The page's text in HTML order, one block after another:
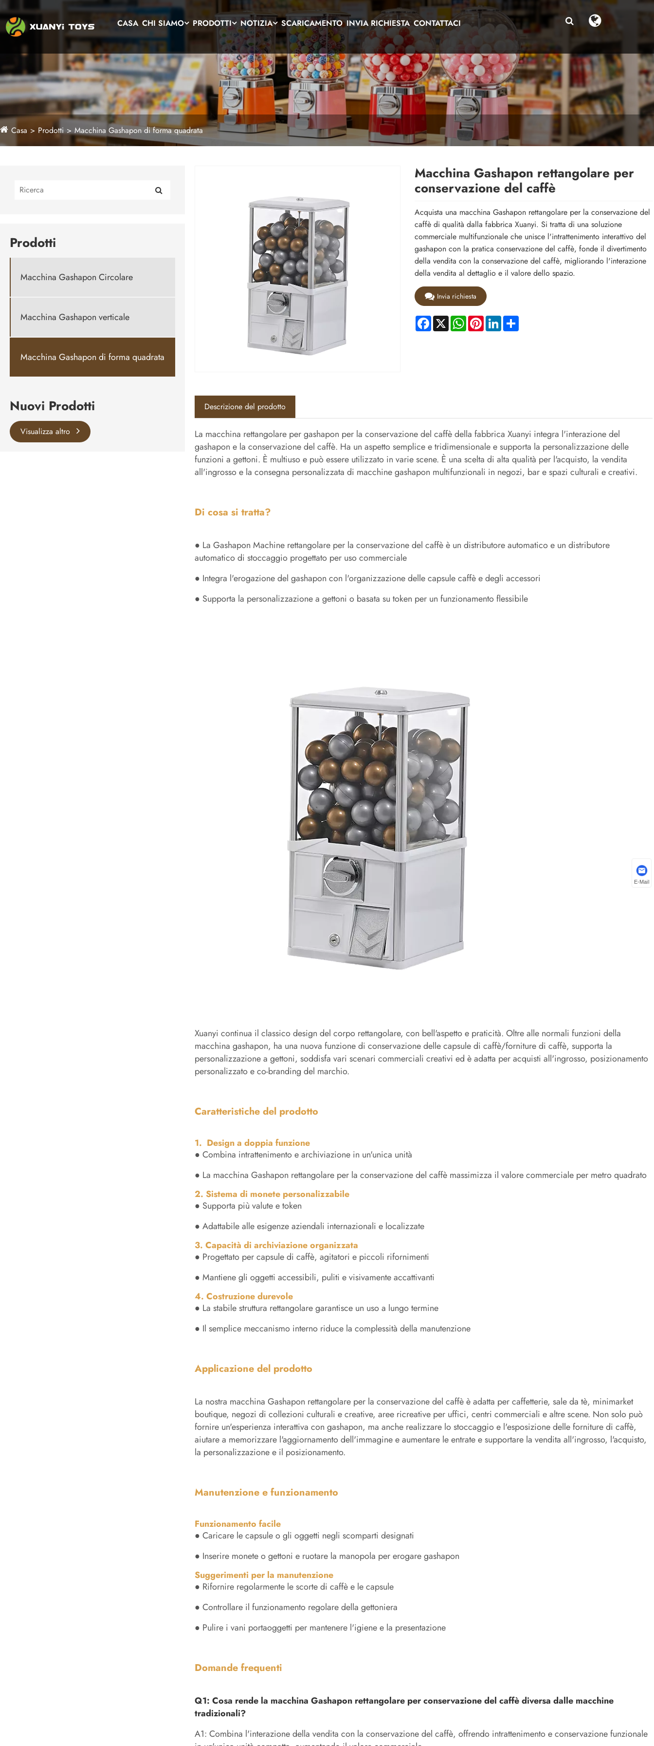
CASA CHI SIAMO PRODOTTI NOTIZIA SCARICAMENTO INVIA RICHIESTA CONTATTACI
Casa Prodotti Macchina Gashapon di forma quadrata
Prodotti
Macchina Gashapon Circolare
Macchina Gashapon verticale
Macchina Gashapon di forma quadrata
Nuovi Prodotti
Visualizza altro
Macchina Gashapon rettangolare per
conservazione del caffè
Acquista una macchina Gashapon rettangolare per la conservazione del
caffè di qualità dalla fabbrica Xuanyi. Si tratta di una soluzione
commerciale multifunzionale che unisce l'intrattenimento interattivo del
gashapon con la pratica conservazione del caffè, fonde il divertimento
della vendita con la conservazione del caffè, migliorando l'interazione
della vendita al dettaglio e il valore dello spazio.
Invia richiesta
Facebook
X WhatsApp
PinterestLinkedInShare
Descrizione del prodotto
La macchina rettangolare per gashapon per la conservazione del caffè della fabbrica Xuanyi integra l'interazione del
gashapon e la conservazione del caffè. Ha un aspetto semplice e tridimensionale e supporta la personalizzazione delle
funzioni a gettoni. È multiuso e può essere utilizzato in varie scene. È una scelta di alta qualità per l'acquisto, la vendita
all'ingrosso e la consegna personalizzata di macchine gashapon multifunzionali in negozi, bar e spazi culturali e creativi.
Di cosa si tratta?
● La Gashapon Machine rettangolare per la conservazione del caffè è un distributore automatico e un distributore
automatico di stoccaggio progettato per uso commerciale
● Integra l'erogazione del gashapon con l'organizzazione delle capsule caffè e degli accessori
● Supporta la personalizzazione a gettoni o basata su token per un funzionamento flessibile
Xuanyi continua il classico design del corpo rettangolare, con bell'aspetto e praticità. Oltre alle normali funzioni della
macchina gashapon, ha una nuova funzione di conservazione delle capsule di caffè/forniture di caffè, supporta la
personalizzazione a gettoni, soddisfa vari scenari commerciali creativi ed è adatta per acquisti all'ingrosso, posizionamento
personalizzato e co-branding del marchio.
Caratteristiche del prodotto
1. Design a doppia funzione
● Combina intrattenimento e archiviazione in un'unica unità
● La macchina Gashapon rettangolare per la conservazione del caffè massimizza il valore commerciale per metro quadrato
2. Sistema di monete personalizzabile
● Supporta più valute e token
● Adattabile alle esigenze aziendali internazionali e localizzate
3. Capacità di archiviazione organizzata
● Progettato per capsule di caffè, agitatori e piccoli rifornimenti
● Mantiene gli oggetti accessibili, puliti e visivamente accattivanti
4. Costruzione durevole
● La stabile struttura rettangolare garantisce un uso a lungo termine
● Il semplice meccanismo interno riduce la complessità della manutenzione
Applicazione del prodotto
La nostra macchina Gashapon rettangolare per la conservazione del caffè è adatta per caffetterie, sale da tè, minimarket
boutique, negozi di collezioni culturali e creative, aree ricreative per uffici, centri commerciali e altre scene. Non solo può
fornire un'esperienza interattiva con gashapon, ma anche realizzare lo stoccaggio e l'esposizione delle forniture di caffè,
aiutare a memorizzare l'aggiornamento dell'immagine e aumentare le entrate e supportare la vendita all'ingrosso, l'acquisto,
la personalizzazione e il posizionamento.
Manutenzione e funzionamento
Funzionamento facile
● Caricare le capsule o gli oggetti negli scomparti designati
● Inserire monete o gettoni e ruotare la manopola per erogare gashapon
Suggerimenti per la manutenzione
● Rifornire regolarmente le scorte di caffè e le capsule
● Controllare il funzionamento regolare della gettoniera
● Pulire i vani portaoggetti per mantenere l'igiene e la presentazione
Domande frequenti
Q1: Cosa rende la macchina Gashapon rettangolare per conservazione del caffè diversa dalle macchine
tradizionali?
A1: Combina l'interazione della vendita con la conservazione del caffè, offrendo intrattenimento e conservazione funzionale
E-Mail